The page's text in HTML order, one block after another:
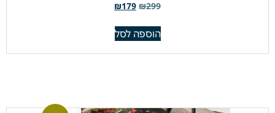
₪299
₪179
הוספה לסל